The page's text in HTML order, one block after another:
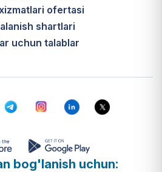
ofertasi
shartlari
uchun talablar
bog'lanish uchun: